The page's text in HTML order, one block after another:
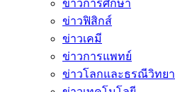
ข่าวการศึกษา
ข่าวฟิสิกส์
ข่าวเคมี
ข่าวการแพทย์
ข่าวโลกและธรณีวิทยา